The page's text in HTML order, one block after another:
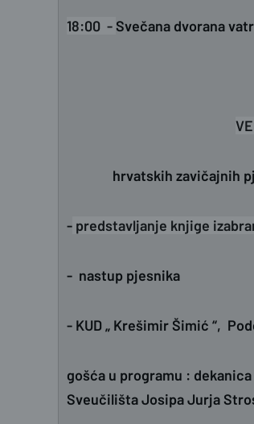
18:00 -Svečana dvorana
hrvatskih zavičajnih
- predstavljanje knjige
- nastup pjesnika
- KUD„ Krešimir Šimić “,
gošća u programu :
Sveučilišta Josipa Jurja